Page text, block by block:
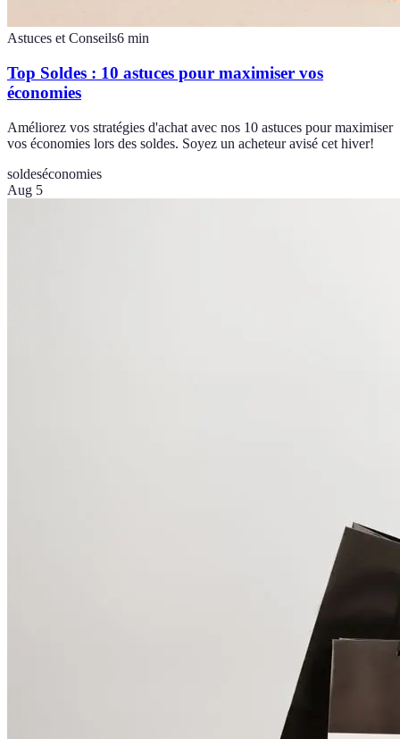
Astuces et Conseils6 min
Top Soldes : 10 astuces pour maximiser vos
économies
Améliorez vos stratégies d'achat avec nos 10 astuces pour maximiser
vos économies lors des soldes. Soyez un acheteur avisé cet hiver!
soldeséconomies
Aug 5